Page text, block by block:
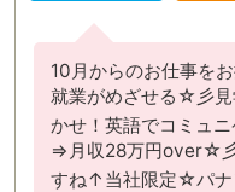
10月からのお仕事を
就業がめざせる☆彡見
かせ！英語でコミュ
⇒月収28万円over☆
すね↑当社限定☆パナ